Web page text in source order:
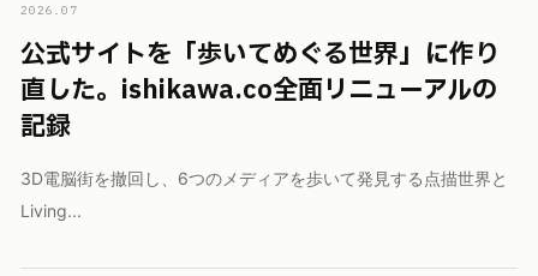
2026.07
公式サイトを「歩いてめぐる世界」に作り
直した。ishikawa.co全面リニューアルの
記録
3D電脳街を撤回し、6つのメディアを歩いて発見する点描世界と
Living...